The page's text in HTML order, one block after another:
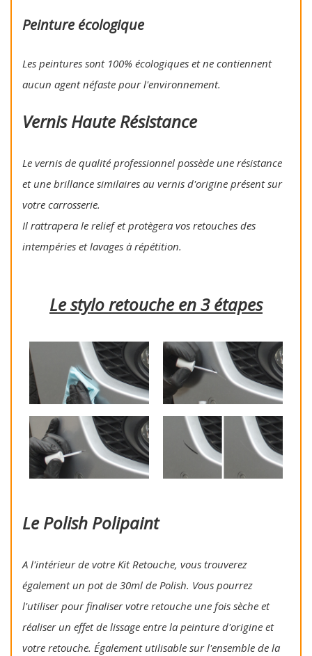
Peinture écologique
Les peintures sont 100% écologiques et ne contiennent
aucun agent néfaste pour l'environnement.
Vernis Haute Résistance
Le vernis de qualité professionnel possède une résistance
et une brillance similaires au vernis d'origine présent sur
votre carrosserie.
Il rattrapera le relief et protègera vos retouches des
intempéries et lavages à répétition.
Le stylo retouche en 3 étapes
Le Polish Polipaint
A l'intérieur de votre Kit Retouche, vous trouverez
également un pot de 30ml de Polish. Vous pourrez
l'utiliser pour finaliser votre retouche une fois sèche et
réaliser un effet de lissage entre la peinture d'origine et
votre retouche. Également utilisable sur l'ensemble de la